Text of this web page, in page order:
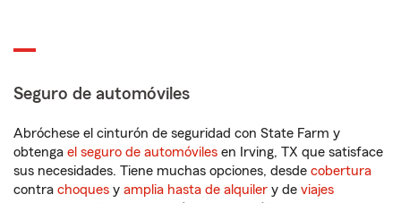
Seguro de automóviles
Abróchese el cinturón de seguridad con State Farm y
obtenga el seguro de automóviles en Irving, TX que satisface
sus necesidades. Tiene muchas opciones, desde cobertura
contra choques y amplia hasta de alquiler y de viajes